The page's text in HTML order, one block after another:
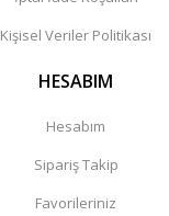
Kişisel Veriler Politikası
HESABIM
Hesabım
Sipariş Takip
Favorileriniz